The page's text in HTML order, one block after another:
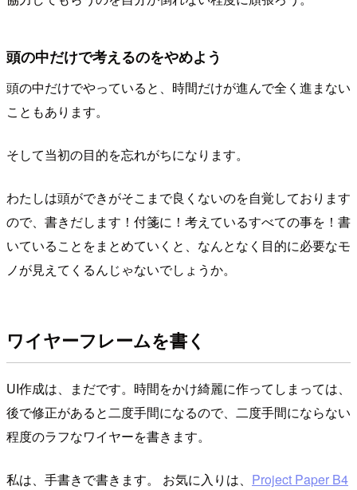
頭の中だけで考えるのをやめよう
頭の中だけでやっていると、時間だけが進んで全く進まない
こともあります。
そして当初の目的を忘れがちになります。
わたしは頭ができがそこまで良くないのを自覚しております
ので、書きだします！付箋に！考えているすべての事を！書
いていることをまとめていくと、なんとなく目的に必要なモ
ノが見えてくるんじゃないでしょうか。
ワイヤーフレームを書く
UI作成は、まだです。時間をかけ綺麗に作ってしまっては、
後で修正があると二度手間になるので、二度手間にならない
程度のラフなワイヤーを書きます。
私は、手書きで書きます。 お気に入りは、 Project Paper B4